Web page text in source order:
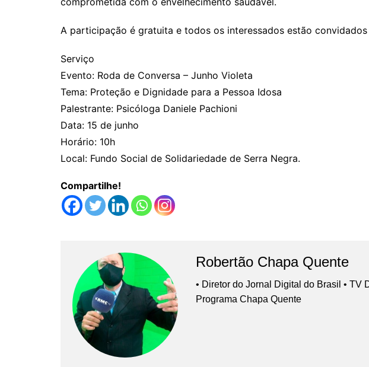
A participação é gratuita e todos os interessados estão
Serviço
Evento: Roda de Conversa – Junho Violeta
Tema: Proteção e Dignidade para a Pessoa Idosa
Palestrante: Psicóloga Daniele Pachioni
Data: 15 de junho
Horário: 10h
Local: Fundo Social de Solidariedade de Serra Negra.
Compartilhe!
Robertão Chapa Quente
• Diretor do Jornal Digital do Brasil • TV
Programa Chapa Quente